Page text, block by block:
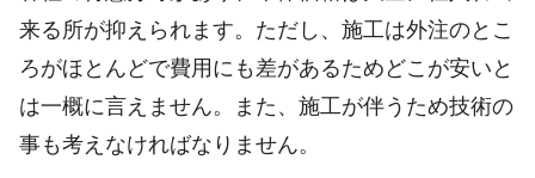
来る所が抑えられます。ただし、施工は外注のとこ
ろがほとんどで費用にも差があるためどこが安いと
は一概に言えません。また、施工が伴うため技術の
事も考えなければなりません。